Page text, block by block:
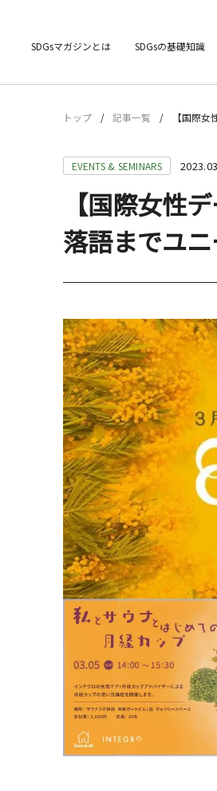
SDGsマガジンとは
SDGsの基礎知識
トップ 記事一覧 【国際
EVENTS & SEMINARS
【国際女性
落語までユ